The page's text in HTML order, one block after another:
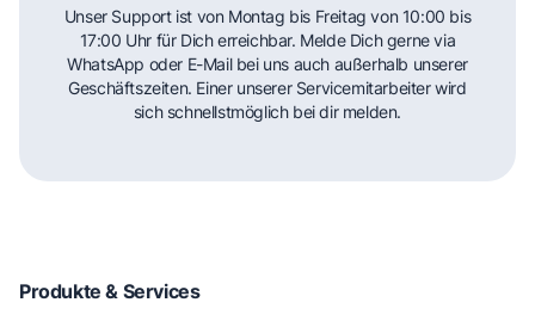
Unser Support ist von Montag bis Freitag von 10:00 bis
17:00 Uhr für Dich erreichbar. Melde Dich gerne via
WhatsApp oder E-Mail bei uns auch außerhalb unserer
Geschäftszeiten. Einer unserer Servicemitarbeiter wird
sich schnellstmöglich bei dir melden.
Produkte & Services